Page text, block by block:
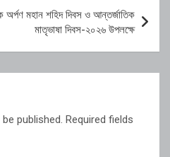
অর্পণ মহান শহিদ দিবস ও আন্তর্জাতিক
মাতৃভাষা দিবস-২০২৬ উপলক্ষে
published. Required fields